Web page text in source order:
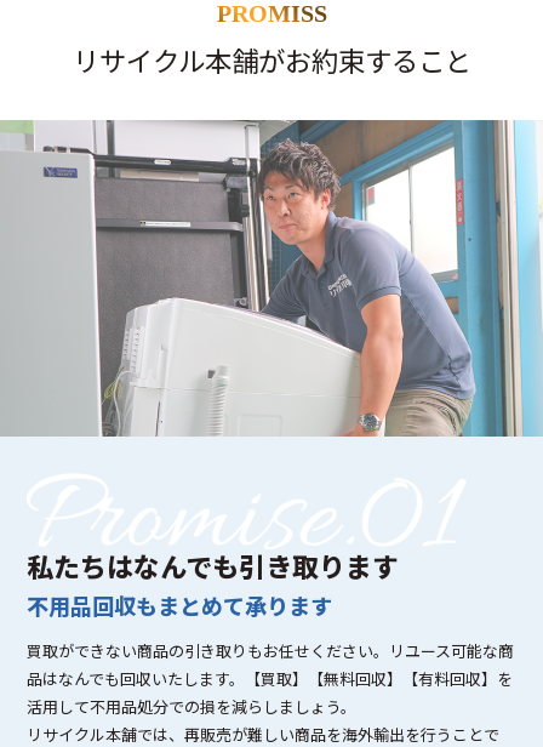
PROMISS
リサイクル本舗がお約束すること
私たちはなんでも引き取ります
不用品回収もまとめて承ります
買取ができない商品の引き取りもお任せください。リユース可能な商
品はなんでも回収いたします。【買取】【無料回収】【有料回収】を
活用して不用品処分での損を減らしましょう。
リサイクル本舗では、再販売が難しい商品を海外輸出を行うことで